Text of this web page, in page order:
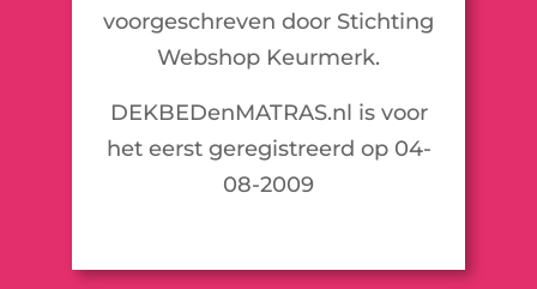
voorgeschreven door Stichting
Webshop Keurmerk.
DEKBEDenMATRAS.nl is voor
het eerst geregistreerd op 04-
08-2009